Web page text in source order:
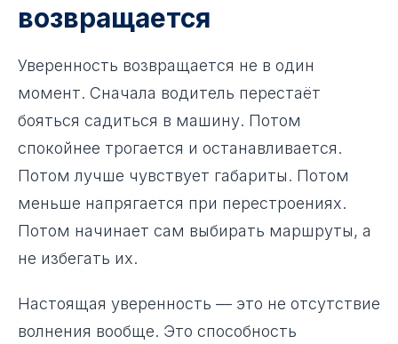
возвращается
Уверенность возвращается не в один
момент. Сначала водитель перестаёт
бояться садиться в машину. Потом
спокойнее трогается и останавливается.
Потом лучше чувствует габариты. Потом
меньше напрягается при перестроениях.
Потом начинает сам выбирать маршруты, а
не избегать их.
Настоящая уверенность — это не отсутствие
волнения вообще. Это способность